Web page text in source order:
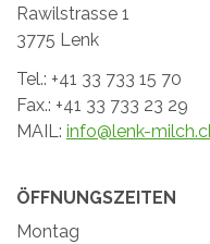
Rawilstrasse 1
3775 Lenk
Tel.: +41 33 733 15 70
Fax.: +41 33 733 23 29
MAIL: info@lenk-
ÖFFNUNGSZEITEN
Montag